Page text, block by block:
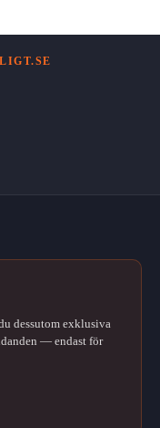
dessutom exklusiva
— endast för